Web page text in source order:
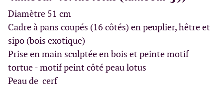
Diamètre 51 cm
Cadre à pans coupés (16 côtés) en peuplier, hêtre et
sipo (bois exotique)
Prise en main sculptée en bois et peinte motif
tortue - motif peint côté peau lotus
Peau de cerf